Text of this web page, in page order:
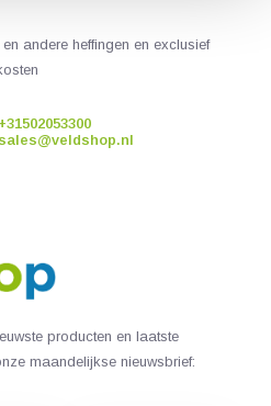
andere heffingen en exclusief
+31502053300
sales@veldshop.nl
producten en laatste
maandelijkse nieuwsbrief: